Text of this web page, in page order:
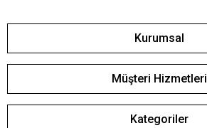
Kurumsal
Müşteri Hizmetleri
Kategoriler